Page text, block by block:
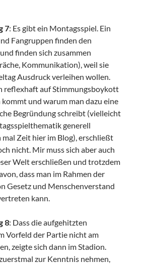
7: Es gibt ein Montagsspiel. Ein
Fangruppen finden den
finden sich zusammen
Kommunikation), weil sie
Ausdruck verleihen wollen.
reflexhaft auf Stimmungsboykott
und warum man dazu eine
Begründung schreibt (vielleicht
generell
Zeit hier im Blog), erschließt
nicht. Mir muss sich aber auch
Welt erschließen und trotzdem
dass man im Rahmen der
Gesetz und Menschenverstand
kann.
8: Dass die aufgehitzten
Vorfeld der Partie nicht am
zeigte sich dann im Stadion.
zur Kenntnis nehmen,